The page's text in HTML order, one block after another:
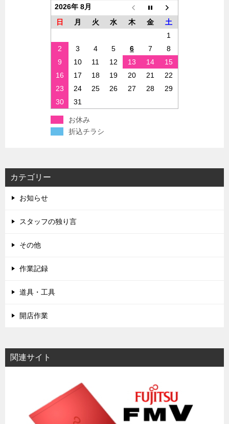
2026年 8月
日
月 火 水 木 金
土
1
2
3 4 5 6 7
8
9
10 11 12 13 14
15
16
17 18 19 20 21
22
23
24 25 26 27 28
29
30
31
お休み
折込チラシ
カテゴリー
お知らせ
スタッフの独り言
その他
作業記録
道具・工具
開店作業
関連サイト